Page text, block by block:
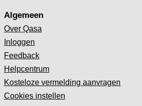
Algemeen
Over Qasa
Inloggen
Feedback
Helpcentrum
Kosteloze vermelding aanvragen
Cookies instellen